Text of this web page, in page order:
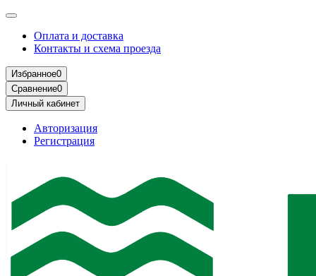
Оплата и доставка
Контакты и схема проезда
Избранное0
Сравнение0
Личный кабинет
Авторизация
Регистрация